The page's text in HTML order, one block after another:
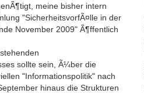
meine bisher intern
"SicherheitsvorfÃ¤lle in der
November 2009" Ã¶ffentlich
sollte sein, Ã¼ber die
"Informationspolitik" nach
hinaus die Strukturen